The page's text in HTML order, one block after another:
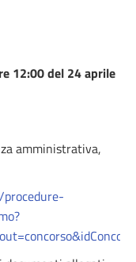
12:00 del 24 aprile
amministrativa,